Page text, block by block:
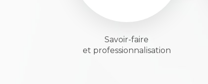
Savoir-faire
et professionnalisation